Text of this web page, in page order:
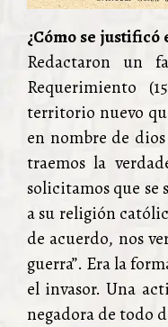
¿Cómo se justificó
Redactaron un
Requerimiento
territorio nuevo
en nombre de
traemos la
solicitamos que se
a su religión
de acuerdo, nos
guerra”. Era la
el invasor. Una
negadora de todo